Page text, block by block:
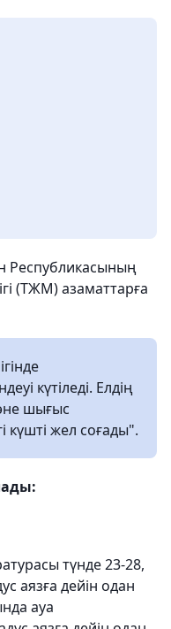
Республикасының
(ТЖМ) азаматтарға
күтіледі. Елдің
шығыс
күшті жел соғады".
түнде 23-28,
аязға дейін одан
ауа